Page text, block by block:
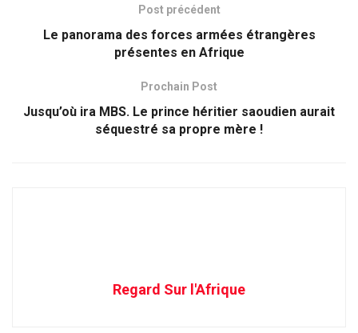
Post précédent
Le panorama des forces armées étrangères
présentes en Afrique
Prochain Post
Jusqu’où ira MBS. Le prince héritier saoudien aurait
séquestré sa propre mère !
Regard Sur l'Afrique